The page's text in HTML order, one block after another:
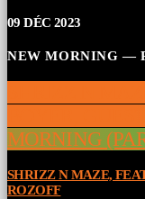
09 DÉC 2023
NEW MORNING —
BOYER,
MORNING
SHRIZZ N MAZE,
ROZOFF